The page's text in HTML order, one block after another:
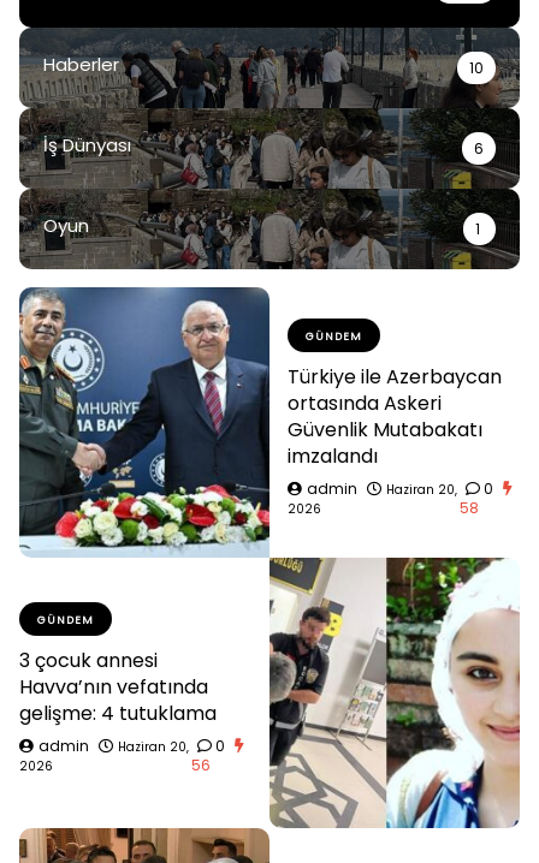
Haberler 10
İş Dünyası 6
Oyun 1
GÜNDEM
Türkiye ile Azerbaycan
ortasında Askeri
Güvenlik Mutabakatı
imzalandı
admin
Haziran 20,
2026
0
58
GÜNDEM
3 çocuk annesi
Havva’nın vefatında
gelişme: 4 tutuklama
admin
Haziran 20,
2026
0
56